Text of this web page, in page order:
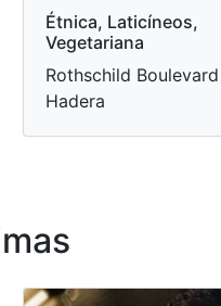
Étnica, Laticíneos,
Vegetariana
Rothschild
Hadera